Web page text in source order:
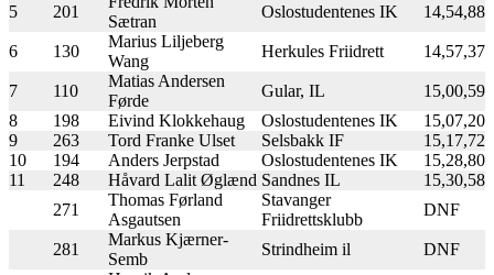
5
201
Sætran
Oslostudentenes IK 14,54,88
6 130
Marius Liljeberg
Wang
Herkules Friidrett 14,57,37
7 110
Matias Andersen
Førde
Gular, IL
15,00,59
8
198 Eivind Klokkehaug Oslostudentenes IK
15,07,20
9
263 Tord Franke Ulset Selsbakk IF
15,17,72
10
194 Anders Jerpstad Oslostudentenes IK
15,28,80
11
248 Håvard Lalit Øglænd Sandnes IL
15,30,58
271
Thomas Førland
Asgautsen
Stavanger
Friidrettsklubb
DNF
281
Markus Kjærner-
Semb
Strindheim il DNF